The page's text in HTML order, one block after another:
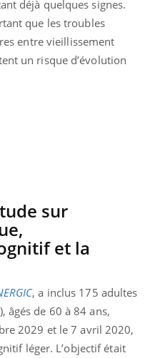
déjà quelques signes.
que les troubles
entre vieillissement
un risque d’évolution
sur
et la
, a inclus 175 adultes
âgés de 60 à 84 ans,
2029 et le 7 avril 2020,
léger. L’objectif était